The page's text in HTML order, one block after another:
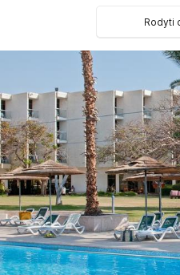
vonia/dušas
plaukų džiovintuvas
Viešbučio teritorijoje:
Restoranas
Baseinas
Gultai prie baseino
Gultai paplūdimyje
Skėčiai nuo saulės prie
Skėčiai nuo saulės
Vaikams:
Baseinas vaikams
Lovelės kūdikiams
Rodyti